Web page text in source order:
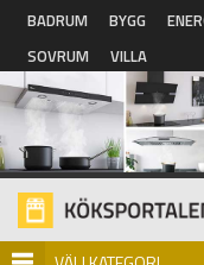
Hoppa till huvudinnehåll
BADRUM BYGG
SOVRUM
VILLA